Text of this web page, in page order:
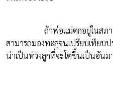
ถ้าพ่อแม่ตกอยู่ในสภาวกา
สามารถมองทะลุจนเปรียบเทียบ
น่าเป็นห่วงลูกที่จะโตขึ้นเป็น